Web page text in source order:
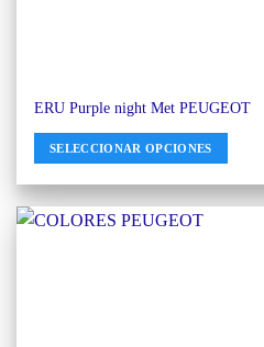
ERU Purple night Met PEUGEOT
SELECCIONAR OPCIONES